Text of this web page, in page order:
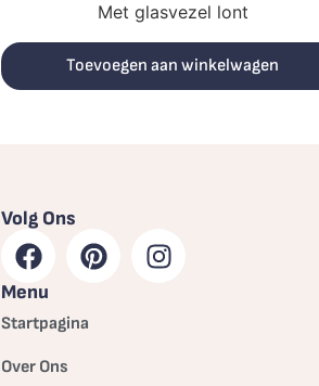
Met glasvezel lont
Toevoegen aan winkelwagen
Volg Ons
Menu
Startpagina
Over Ons